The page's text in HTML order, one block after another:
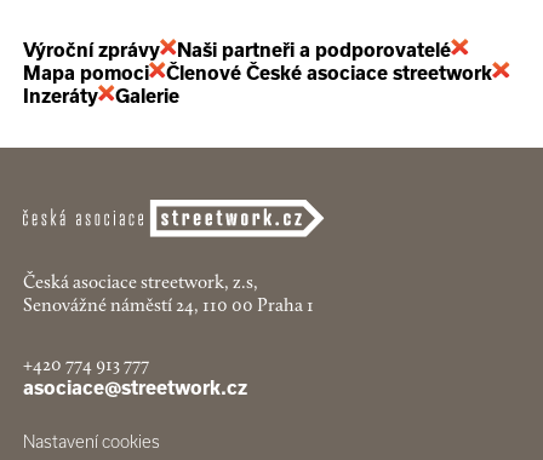
Výroční zprávy
Naši partneři a podporovatelé
Mapa pomoci
Členové České asociace streetwork
Inzeráty
Galerie
Česká asociace streetwork, z.s,
Senovážné náměstí 24, 110 00 Praha 1
+420 774 913 777
asociace@streetwork.cz
Nastavení cookies